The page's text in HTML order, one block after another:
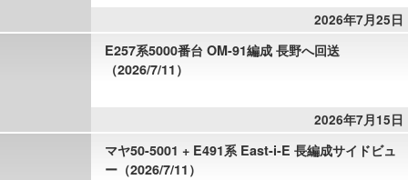
2026年7月25日
E257系5000番台 OM-91編成 長野へ回送
（2026/7/11）
2026年7月15日
マヤ50-5001 + E491系 East-i-E 長編成サイドビュ
ー（2026/7/11）